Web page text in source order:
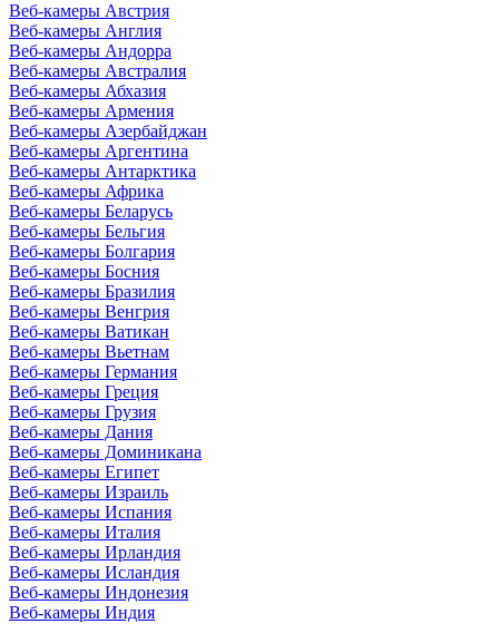
Веб-камеры Австрия
Веб-камеры Англия
Веб-камеры Андорра
Веб-камеры Австралия
Веб-камеры Абхазия
Веб-камеры Армения
Веб-камеры Азербайджан
Веб-камеры Аргентина
Веб-камеры Антарктика
Веб-камеры Африка
Веб-камеры Беларусь
Веб-камеры Бельгия
Веб-камеры Болгария
Веб-камеры Босния
Веб-камеры Бразилия
Веб-камеры Венгрия
Веб-камеры Ватикан
Веб-камеры Вьетнам
Веб-камеры Германия
Веб-камеры Греция
Веб-камеры Грузия
Веб-камеры Дания
Веб-камеры Доминикана
Веб-камеры Египет
Веб-камеры Израиль
Веб-камеры Испания
Веб-камеры Италия
Веб-камеры Ирландия
Веб-камеры Исландия
Веб-камеры Индонезия
Веб-камеры Индия